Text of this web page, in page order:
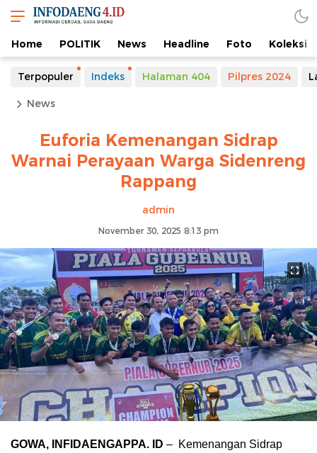
Home POLITIK News Headline Foto Koleksi
Terpopuler Indeks Halaman 404 Pilpres 2024
News
Euforia Kemenangan Sidrap
Warnai Perayaan Warga Sidenreng
Rappang
admin
November 30, 2025 8:13 pm
GOWA, INFIDAENGAPPA. ID – Kemenangan Sidrap